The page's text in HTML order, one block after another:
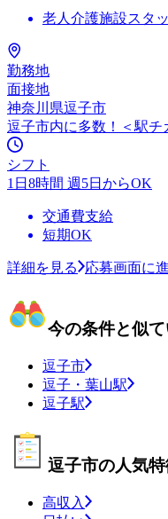
老人介護施設スタ
勤務地
面接地
神奈川県逗子市
逗子市内に多数！＜駅チ
シフト
1日8時間 週5日からOK
交通費支給
短期OK
詳細を見る 応募画面に
今の条件と似
逗子市
逗子・葉山駅
逗子駅
逗子市の人気
高収入